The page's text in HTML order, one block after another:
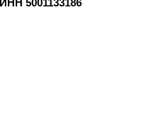
ИНН 5001133186